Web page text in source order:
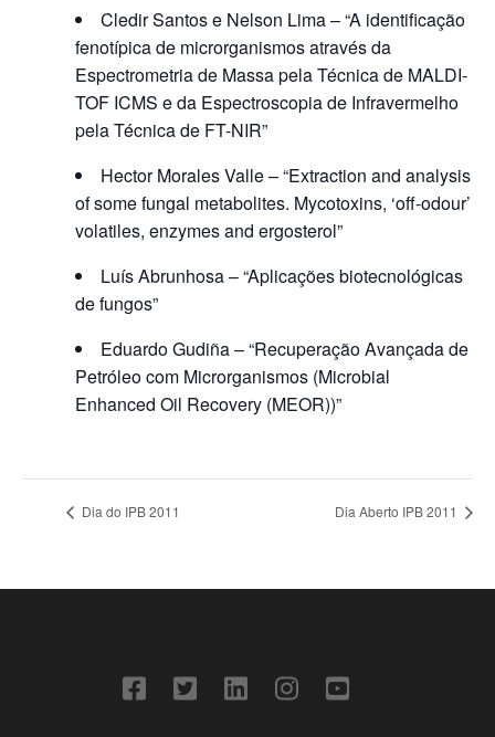
Cledir Santos e Nelson Lima – “A identificação
fenotípica de microrganismos através da
Espectrometria de Massa pela Técnica de MALDI-
TOF ICMS e da Espectroscopia de Infravermelho
pela Técnica de FT-NIR”
Hector Morales Valle – “Extraction and analysis
of some fungal metabolites. Mycotoxins, ‘off-odour’
volatiles, enzymes and ergosterol”
Luís Abrunhosa – “Aplicações biotecnológicas
de fungos”
Eduardo Gudiña – “Recuperação Avançada de
Petróleo com Microrganismos (Microbial
Enhanced Oil Recovery (MEOR))”
Dia do IPB 2011 Dia Aberto IPB 2011